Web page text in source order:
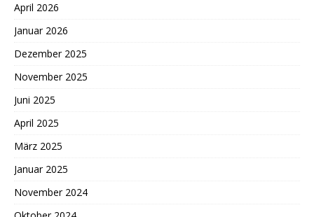
April 2026
Januar 2026
Dezember 2025
November 2025
Juni 2025
April 2025
März 2025
Januar 2025
November 2024